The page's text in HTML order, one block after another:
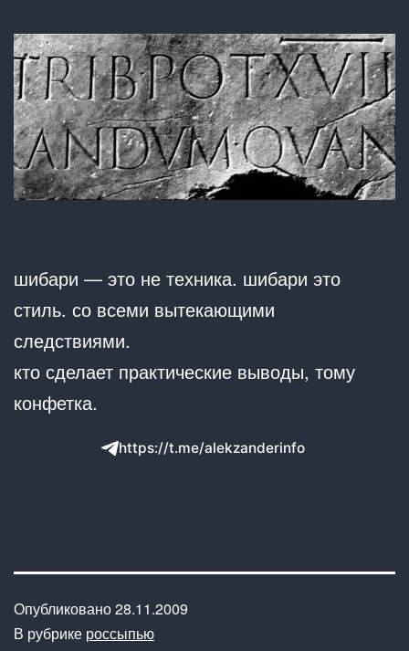
шибари — это не техника. шибари это
стиль. со всеми вытекающими
следствиями.
кто сделает практические выводы, тому
конфетка.
https://t.me/alekzanderinfo
Опубликовано28.11.2009
В рубрике россыпью